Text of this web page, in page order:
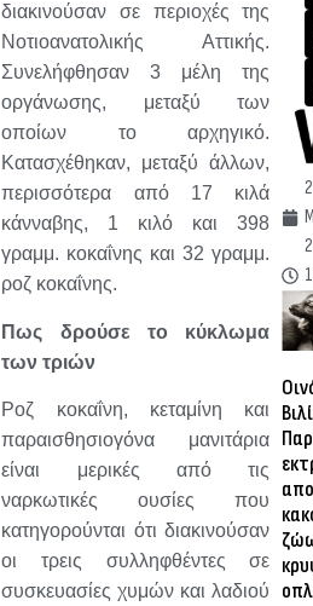
διακινούσαν σε περιοχές της
Νοτιοανατολικής Αττικής.
Συνελήφθησαν 3 μέλη της
οργάνωσης, μεταξύ των
οποίων το αρχηγικό.
Κατασχέθηκαν, μεταξύ άλλων,
περισσότερα από 17 κιλά
κάνναβης, 1 κιλό και 398
γραμμ. κοκαΐνης και 32 γραμμ.
ροζ κοκαΐνης.
Πως δρούσε το κύκλωμα
των τριών
Ροζ κοκαΐνη, κεταμίνη και
παραισθησιογόνα μανιτάρια
είναι μερικές από τις
ναρκωτικές ουσίες που
κατηγορούνται ότι διακινούσαν
οι τρεις συλληφθέντες σε
συσκευασίες χυμών και λαδιού